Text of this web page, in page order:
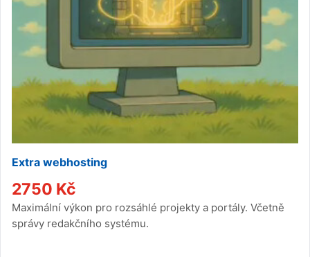
Extra webhosting
2750 Kč
Maximální výkon pro rozsáhlé projekty a portály. Včetně
správy redakčního systému.